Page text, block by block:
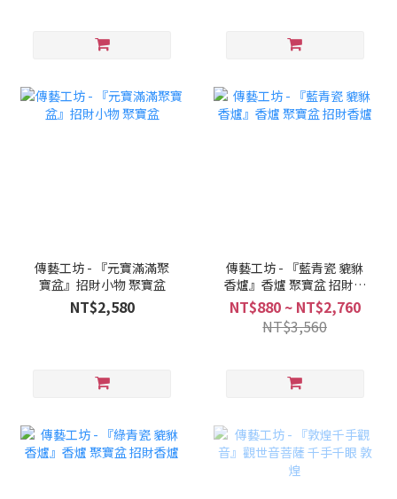
傳藝工坊 - 『元寶滿滿聚
寶盆』招財小物 聚寶盆
NT$2,580
傳藝工坊 - 『藍青瓷 貔貅
香爐』香爐 聚寶盆 招財香
爐
NT$880 ~ NT$2,760
NT$3,560